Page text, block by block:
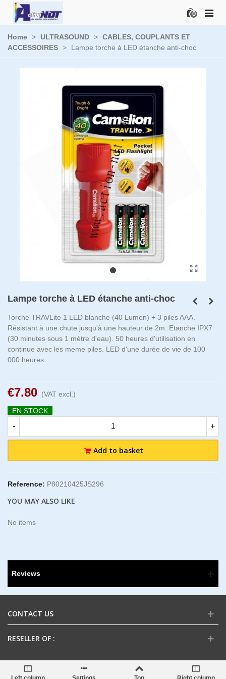
0
Home > ULTRASOUND > CABLES, COUPLANTS ET
ACCESSOIRES > Lampe torche à LED étanche anti-choc
Lampe torche à LED étanche anti-choc
Torche TRAVLite 1 LED blanche (40 Lumen) + 3 piles AAA.
Résistant à une chute jusqu'à une hauteur de 2m. Etanche IPX7
(30 minutes sous 1 mètre d'eau). 50 heures d'utilisation en
continue avec les meme piles. LED d'une durée de vie de 100
000 heures.
€7.80 (VAT excl.)
EN STOCK
- +
Add to basket
Reference: P80210425JS296
YOU MAY ALSO LIKE
No items
Reviews
CONTACT US
RESELLER OF :